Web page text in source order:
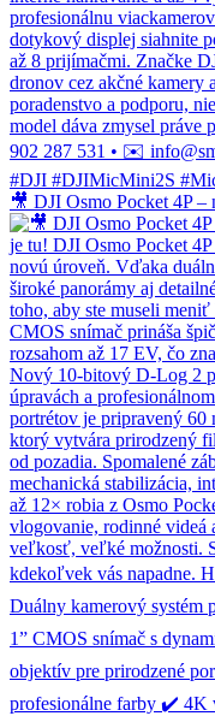
🎥 DJI Osmo Pocket 4P –